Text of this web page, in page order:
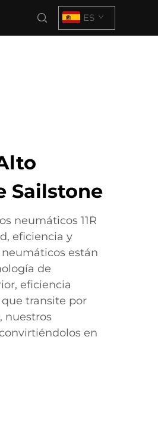
ES
Sailstone
neumáticos 11R
eficiencia y
están
de
eficiencia
transite por
nuestros
en